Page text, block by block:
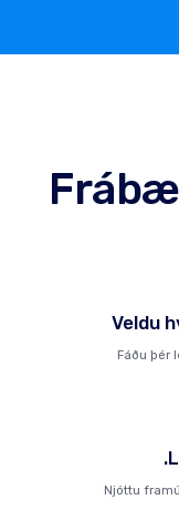
Veldu
Fáðu þér
Njóttu